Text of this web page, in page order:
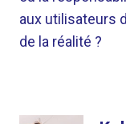
aux utilisateurs
de la réalité ?